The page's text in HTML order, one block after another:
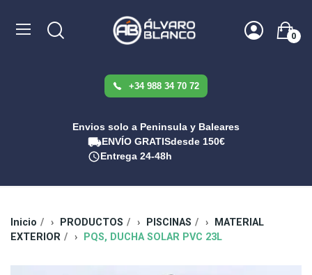
0
+34 988 34 70 72
Envios solo a Peninsula y Baleares
ENVÍO GRATISdesde 150€
Entrega 24-48h
Inicio PRODUCTOS PISCINAS
MATERIAL
EXTERIOR
PQS, DUCHA SOLAR PVC 23L